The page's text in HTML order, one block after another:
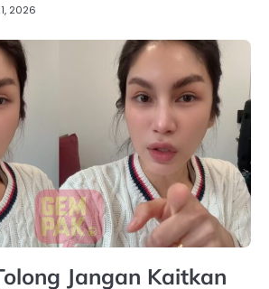
2026
Jangan Kaitkan